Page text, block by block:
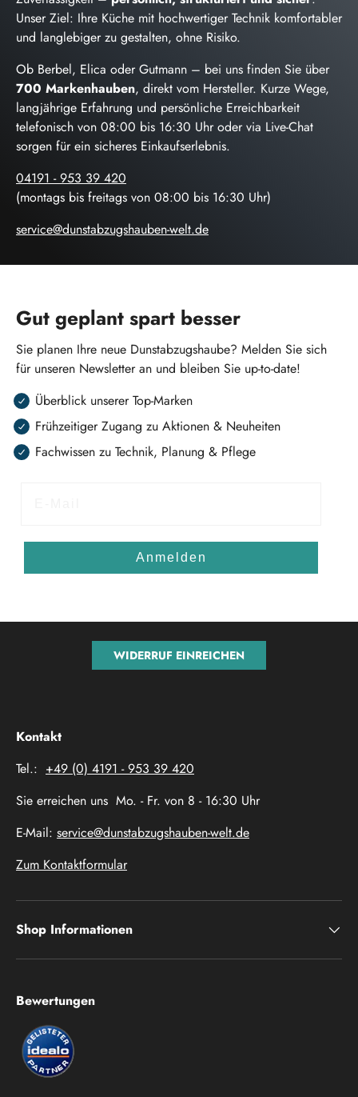
Unser Ziel: Ihre Küche mit hochwertiger Technik komfortabler
und langlebiger zu gestalten, ohne Risiko.
Ob Berbel, Elica oder Gutmann – bei uns finden Sie über
700 Markenhauben, direkt vom Hersteller. Kurze Wege,
langjährige Erfahrung und persönliche Erreichbarkeit
telefonisch von 08:00 bis 16:30 Uhr oder via Live-Chat
sorgen für ein sicheres Einkaufserlebnis.
04191 - 953 39 420
(montags bis freitags von 08:00 bis 16:30 Uhr)
service@dunstabzugshauben-welt.de
Gut geplant spart besser
Sie planen Ihre neue Dunstabzugshaube? Melden Sie sich
für unseren Newsletter an und bleiben Sie up-to-date!
Überblick unserer Top-Marken
Frühzeitiger Zugang zu Aktionen & Neuheiten
Fachwissen zu Technik, Planung & Pflege
Anmelden
WIDERRUF EINREICHEN
Kontakt
Tel.: +49 (0) 4191 - 953 39 420
Sie erreichen uns Mo. - Fr. von 8 - 16:30 Uhr
E-Mail: service@dunstabzugshauben-welt.de
Zum Kontaktformular
Shop Informationen
Bewertungen